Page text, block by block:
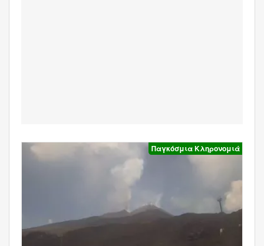
Παγκόσμια Κληρονομιά